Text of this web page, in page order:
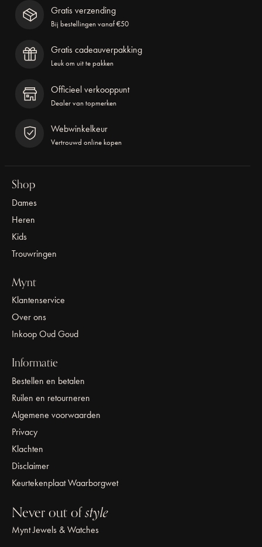
Gratis verzending
Bij bestellingen vanaf €50
Gratis cadeauverpakking
Leuk om uit te pakken
Officieel verkooppunt
Dealer van topmerken
Webwinkelkeur
Vertrouwd online kopen
Shop
Dames
Heren
Kids
Trouwringen
Mynt
Klantenservice
Over ons
Inkoop Oud Goud
Informatie
Bestellen en betalen
Ruilen en retourneren
Algemene voorwaarden
Privacy
Klachten
Disclaimer
Keurtekenplaat Waarborgwet
Never out ofstyle
Mynt Jewels & Watches